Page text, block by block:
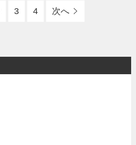
3 4 次へ